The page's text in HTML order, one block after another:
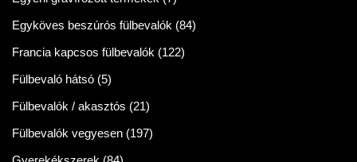
Egyköves beszúrós fülbevalók (84)
Francia kapcsos fülbevalók (122)
Fülbevaló hátsó (5)
Fülbevalók / akasztós (21)
Fülbevalók vegyesen (197)